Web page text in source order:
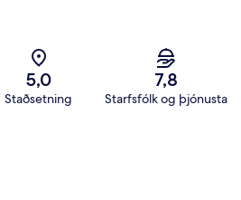
5,0
Staðsetning
7,8
Starfsfólk og þjónusta